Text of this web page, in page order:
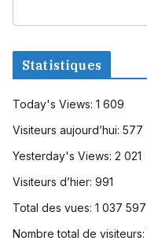
Statistiques
Today's Views: 1 609
Visiteurs aujourd’hui: 577
Yesterday's Views: 2 021
Visiteurs d’hier: 991
Total des vues: 1 037 597
Nombre total de visiteurs: